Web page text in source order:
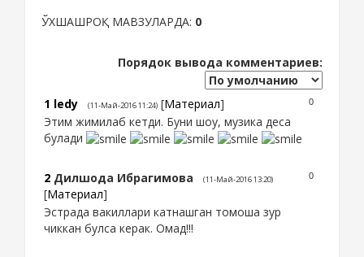
ЎХШАШРОҚ МАВЗУЛАРДА: 0
Порядок вывода комментариев:
0
1 ledy (11-Май-2016 11:24) [Материал]
Этим жимилаб кетди. Буни шоу, музика деса
булади
0
2 Дилшода Ибрагимова (11-Май-2016 13:20)
[Материал]
Эстрада вакиллари катнашган томоша зур
чиккан булса керак. Омад!!!